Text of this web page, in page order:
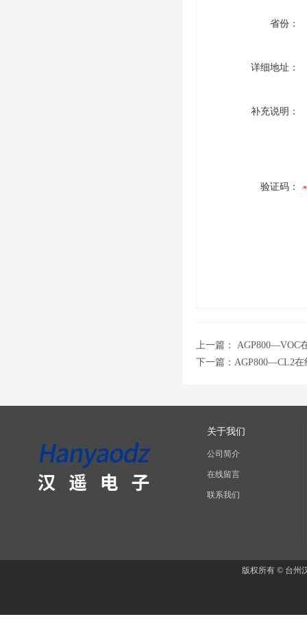
省份：
详细地址：
补充说明：
验证码：
上一篇： AGP800—VOC
下一篇： AGP800—CL2在
关于我们
公司简介
在线留言
联系我们
版权所有 © 台州